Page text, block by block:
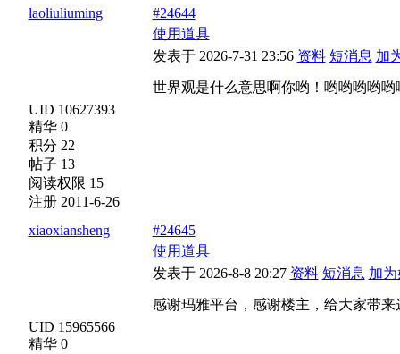
laoliuliuming
UID 10627393
精华 0
积分 22
帖子 13
阅读权限 15
注册 2011-6-26
#24644
使用道具
发表于 2026-7-31 23:56 资料 短消息 加
世界观是什么意思啊你哟！哟哟哟哟哟
xiaoxiansheng
UID 15965566
精华 0
#24645
使用道具
发表于 2026-8-8 20:27 资料 短消息 加
感谢玛雅平台，感谢楼主，给大家带